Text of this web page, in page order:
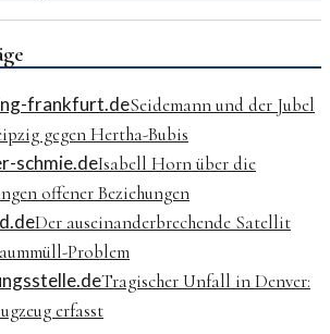
frankfurt.deSeidemann und der Jubel
gegen Hertha-Bubis
schmie.deIsabell Horn über die
offener Beziehungen
Der auseinanderbrechende Satellit
Problem
Tragischer Unfall in Denver:
erfasst